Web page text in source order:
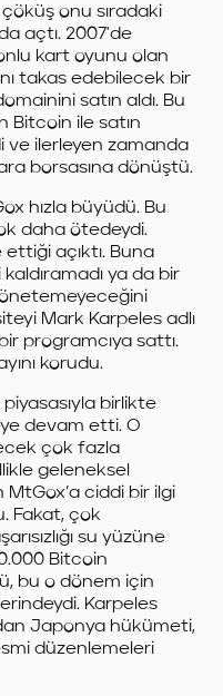
onu sıradaki
açtı. 2007'de
kart oyunu olan
takas edebilecek bir
satın aldı. Bu
Bitcoin ile satın
ve ilerleyen zamanda
borsasına dönüştü.
hızla büyüdü. Bu
daha ötedeydi.
açıktı. Buna
ya da bir
Mark Karpeles adlı
programcıya sattı.
korudu.
birlikte
devam etti. O
çok fazla
geleneksel
MtGox’a ciddi bir ilgi
Fakat, çok
su yüzüne
Bitcoin
bu o dönem için
Karpeles
Japonya hükümeti,
düzenlemeleri